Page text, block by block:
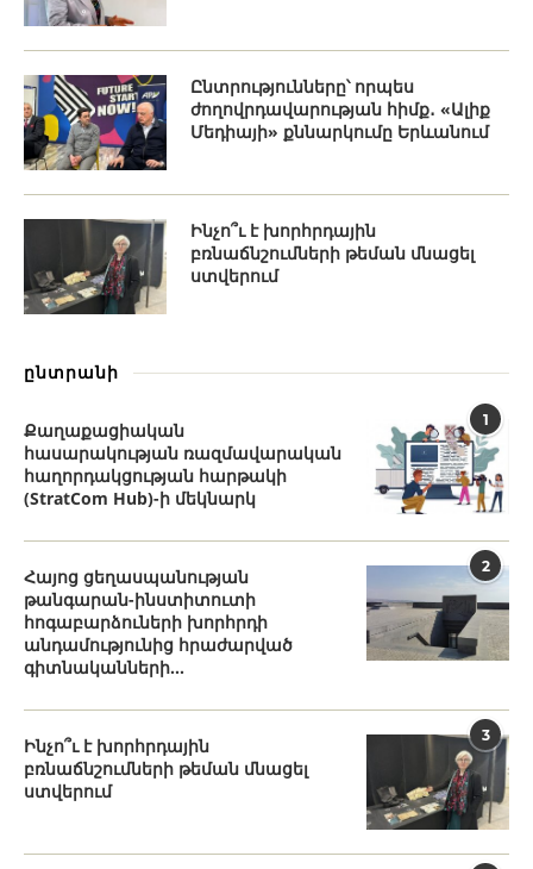
Ընտրությունները՝ որպես
ժողովրդավարության հիմք․ «Ալիք
Մեդիայի» քննարկումը Երևանում
Ինչո՞ւ է խորհրդային
բռնաճնշումների թեման մնացել
ստվերում
ընտրանի
1
Քաղաքացիական
հասարակության ռազմավարական
հաղորդակցության հարթակի
(StratCom Hub)-ի մեկնարկ
2
Հայոց ցեղասպանության
թանգարան-ինստիտուտի
հոգաբարձուների խորհրդի
անդամությունից հրաժարված
գիտնականների...
3
Ինչո՞ւ է խորհրդային
բռնաճնշումների թեման մնացել
ստվերում